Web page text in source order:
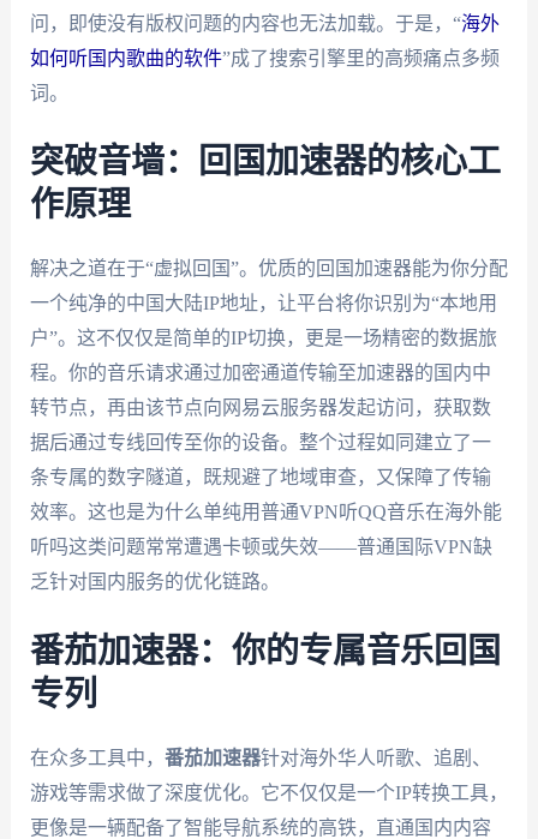
问，即使没有版权问题的内容也无法加载。于是，“海外
如何听国内歌曲的软件”成了搜索引擎里的高频痛点多频
词。
突破音墙：回国加速器的核心工
作原理
解决之道在于“虚拟回国”。优质的回国加速器能为你分配
一个纯净的中国大陆IP地址，让平台将你识别为“本地用
户”。这不仅仅是简单的IP切换，更是一场精密的数据旅
程。你的音乐请求通过加密通道传输至加速器的国内中
转节点，再由该节点向网易云服务器发起访问，获取数
据后通过专线回传至你的设备。整个过程如同建立了一
条专属的数字隧道，既规避了地域审查，又保障了传输
效率。这也是为什么单纯用普通VPN听QQ音乐在海外能
听吗这类问题常常遭遇卡顿或失效——普通国际VPN缺
乏针对国内服务的优化链路。
番茄加速器：你的专属音乐回国
专列
在众多工具中， 番茄加速器针对海外华人听歌、追剧、
游戏等需求做了深度优化。它不仅仅是一个IP转换工具，
更像是一辆配备了智能导航系统的高铁，直通国内内容